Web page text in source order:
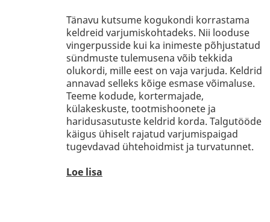
Tänavu kutsume kogukondi korrastama
keldreid varjumiskohtadeks. Nii looduse
vingerpusside kui ka inimeste põhjustatud
sündmuste tulemusena võib tekkida
olukordi, mille eest on vaja varjuda. Keldrid
annavad selleks kõige esmase võimaluse.
Teeme kodude, kortermajade,
külakeskuste, tootmishoonete ja
haridusasutuste keldrid korda. Talgutööde
käigus ühiselt rajatud varjumispaigad
tugevdavad ühtehoidmist ja turvatunnet.
Loe lisa